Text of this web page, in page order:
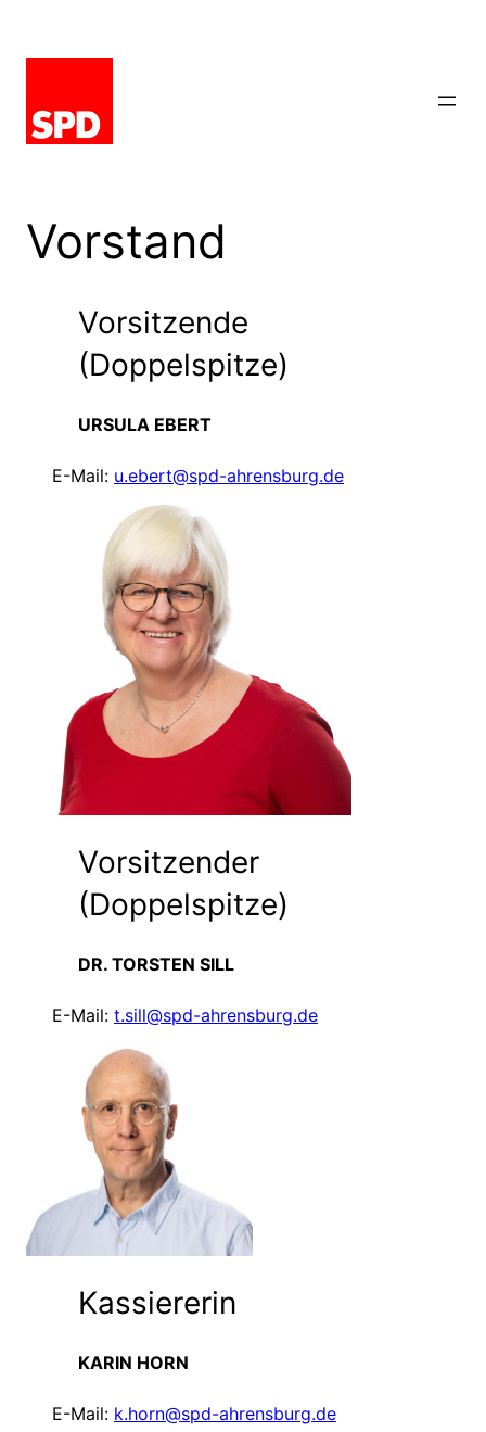
Vorstand
Vorsitzende
(Doppelspitze)
URSULA EBERT
E-Mail: u.ebert@spd-ahrensburg.de
Vorsitzender
(Doppelspitze)
DR. TORSTEN SILL
E-Mail: t.sill@spd-ahrensburg.de
Kassiererin
KARIN HORN
E-Mail: k.horn@spd-ahrensburg.de